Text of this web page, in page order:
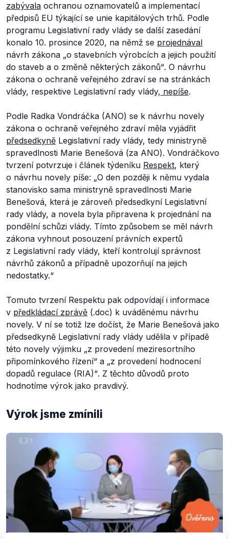
zabývala ochranou oznamovatelů a implementací
předpisů EU týkající se unie kapitálových trhů. Podle
programu Legislativní rady vlády se další zasedání
konalo 10. prosince 2020, na němž se projednával
návrh zákona „o stavebních výrobcích a jejich použití
do staveb a o změně některých zákonů“. O návrhu
zákona o ochraně veřejného zdraví se na stránkách
vlády, respektive Legislativní rady vlády, nepíše.
Podle Radka Vondráčka (ANO) se k návrhu novely
zákona o ochraně veřejného zdraví měla vyjádřit
předsedkyně Legislativní rady vlády, tedy ministryně
spravedlnosti Marie Benešová (za ANO). Vondráčkovo
tvrzení potvrzuje i článek týdeníku Respekt, který
o návrhu novely píše: „O den později k němu vydala
stanovisko sama ministryně spravedlnosti Marie
Benešová, která je zároveň předsedkyní Legislativní
rady vlády, a novela byla připravena k projednání na
pondělní schůzi vlády. Tímto způsobem se měl návrh
zákona vyhnout posouzení právních expertů
z Legislativní rady vlády, kteří kontrolují správnost
návrhů zákonů a případně upozorňují na jejich
nedostatky.“
Tomuto tvrzení Respektu pak odpovídají i informace
v předkládací zprávě (.doc) k uváděnému návrhu
novely. V ní se totiž lze dočíst, že Marie Benešová jako
předsedkyně Legislativní rady vlády udělila v případě
této novely výjimku „z provedení meziresortního
připomínkového řízení“ a „z provedení hodnocení
dopadů regulace (RIA)“. Z těchto důvodů proto
hodnotíme výrok jako pravdivý.
Výrok jsme zmínili